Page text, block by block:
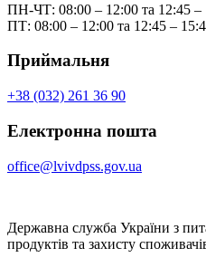
ПН-ЧТ: 08:00 – 12:00 та 12:45 –
ПТ: 08:00 – 12:00 та 12:45 –
Приймальня
+38 (032) 261 36 90
Електронна пошта
office@lvivdpss.gov.ua
Державна служба України з
продуктів та захисту